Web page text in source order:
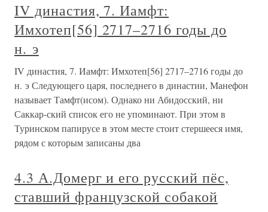
IV династия, 7. Иамфт:
Имхотеп[56] 2717–2716 годы до
н. э
IV династия, 7. Иамфт: Имхотеп[56] 2717–2716 годы до
н. э Следующего царя, последнего в династии, Манефон
называет Тамфт(исом). Однако ни Абидосский, ни
Саккар-ский список его не упоминают. При этом в
Туринском папирусе в этом месте стоит стершееся имя,
рядом с которым записаны два
4.3 А.Домерг и его русский пёс,
ставший французской собакой